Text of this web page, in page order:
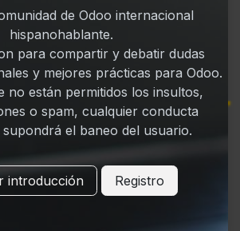
de Odoo internacional
hispanohablante.
para compartir y debatir dudas
y mejores prácticas para Odoo.
no están permitidos los insultos,
o spam, cualquier conducta
el baneo del usuario.
introducción Registro